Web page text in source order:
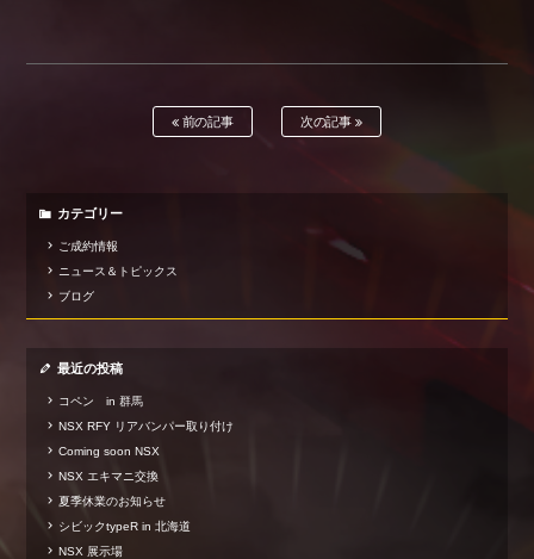
前の記事 次の記事
カテゴリー
ご成約情報
ニュース＆トピックス
ブログ
最近の投稿
コペン in 群馬
NSX RFY リアバンパー取り付け
Coming soon NSX
NSX エキマニ交換
夏季休業のお知らせ
シビックtypeR in 北海道
NSX 展示場